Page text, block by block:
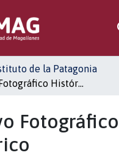
de la Patagonia
Archivo Fotográfico Histórico
Fotográfico